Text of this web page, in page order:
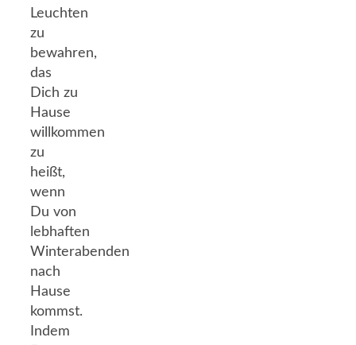
Leuchten
zu
bewahren,
das
Dich zu
Hause
willkommen
zu
heißt,
wenn
Du von
lebhaften
Winterabenden
nach
Hause
kommst.
Indem